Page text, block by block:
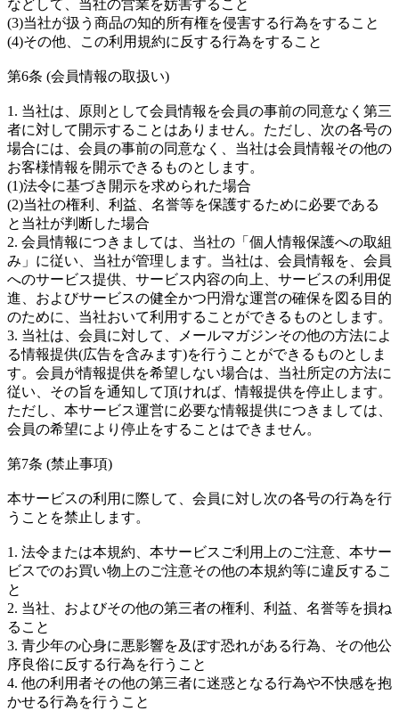
などして、当社の営業を妨害すること
(3)当社が扱う商品の知的所有権を侵害する行為をすること
(4)その他、この利用規約に反する行為をすること
第6条 (会員情報の取扱い)
1. 当社は、原則として会員情報を会員の事前の同意なく第三
者に対して開示することはありません。ただし、次の各号の
場合には、会員の事前の同意なく、当社は会員情報その他の
お客様情報を開示できるものとします。
(1)法令に基づき開示を求められた場合
(2)当社の権利、利益、名誉等を保護するために必要である
と当社が判断した場合
2. 会員情報につきましては、当社の「個人情報保護への取組
み」に従い、当社が管理します。当社は、会員情報を、会員
へのサービス提供、サービス内容の向上、サービスの利用促
進、およびサービスの健全かつ円滑な運営の確保を図る目的
のために、当社おいて利用することができるものとします。
3. 当社は、会員に対して、メールマガジンその他の方法によ
る情報提供(広告を含みます)を行うことができるものとしま
す。会員が情報提供を希望しない場合は、当社所定の方法に
従い、その旨を通知して頂ければ、情報提供を停止します。
ただし、本サービス運営に必要な情報提供につきましては、
会員の希望により停止をすることはできません。
第7条 (禁止事項)
本サービスの利用に際して、会員に対し次の各号の行為を行
うことを禁止します。
1. 法令または本規約、本サービスご利用上のご注意、本サー
ビスでのお買い物上のご注意その他の本規約等に違反するこ
と
2. 当社、およびその他の第三者の権利、利益、名誉等を損ね
ること
3. 青少年の心身に悪影響を及ぼす恐れがある行為、その他公
序良俗に反する行為を行うこと
4. 他の利用者その他の第三者に迷惑となる行為や不快感を抱
かせる行為を行うこと